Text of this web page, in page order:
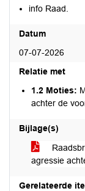
info Raad.
Datum
07-07-2026
Relatie met
1.2 Moties:
achter de
Bijlage(s)
agressie
Gerelateerde